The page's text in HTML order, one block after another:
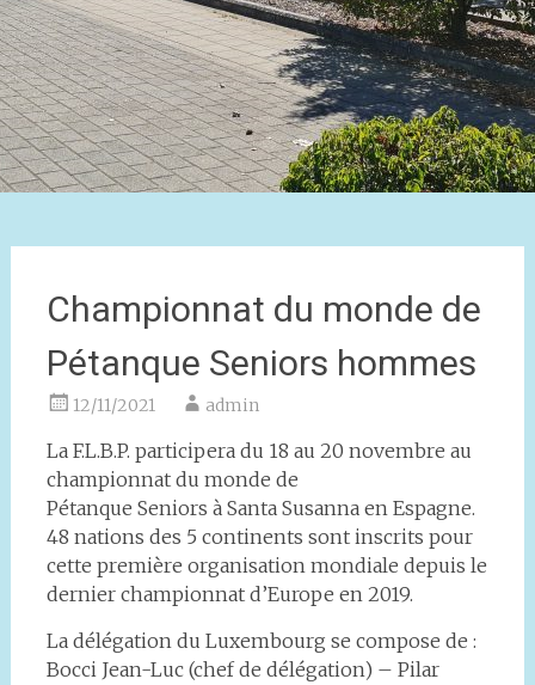
Championnat du monde de
Pétanque Seniors hommes
12/11/2021 admin
La F.L.B.P. participera du 18 au 20 novembre au
championnat du monde de
Pétanque Seniors à Santa Susanna en Espagne.
48 nations des 5 continents sont inscrits pour
cette première organisation mondiale depuis le
dernier championnat d’Europe en 2019.
La délégation du Luxembourg se compose de :
Bocci Jean-Luc (chef de délégation) – Pilar